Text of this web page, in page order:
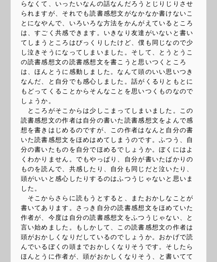
らなくて、いったいなんの話なんだろうとじりじりさせ
られますが、それでも読書感想文がなかなか書けないこ
とになやんで、いろいろな方法をかんがえているところ
は、すごく共感できます。いきなり友達がいないと書い
てしまうところはびっくりしたけど、僕も同じなので少
し泣きそうになってしまいました。そして、とうとうこ
の読書感想文の読書感想文を書こうと思いつくところ
は、ほんとうに感動しました。なんて頭のいい思いつき
なんだ、と自分でも感心しました。話がくるりともとに
もどってくることからそんなことを思いつくものなので
しょうか。
ところがそこからは少しこまってしまいました。この
読書感想文の作者は自分の書いた読書感想文をよんで感
想を書きはじめるのですが、この作者はなんと自分の書
いた読書感想文をほめはめてしまうのです。ふつう、自
分の書いたものを自分でほめるでしょうか。ぼくにはよ
くわかりません。でもやっぱり、自分が書いたばかりの
ものを読んで、共感したり、自分も同じだと泣いたり、
頭がいいと感心したりするのはふつうじゃないと思いま
した。
そこからさらに読もうとすると、またおかしなことが
書いてあります。さっき自分の読書感想文をほめていた
作者が、今度は自分の読書感想文をふつうじゃない、と
言い始めました。もしかして、この読書感想文の作者は
頭がおかしくなりだしているのでしょうか。おかげで読
んでいるぼくの頭までおかしくなりそうです。そしたら
ほんとうに作者が、頭がおかしくなりそう、と書いてて